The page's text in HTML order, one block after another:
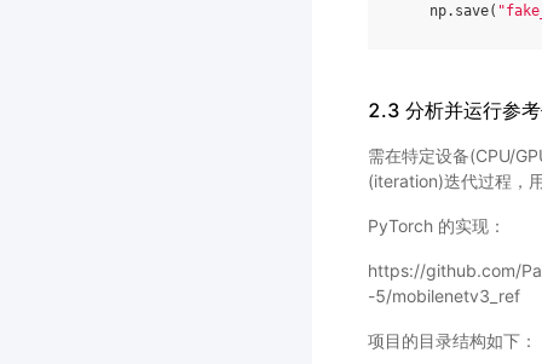
np. save(
2.3 分析并运行参
需在特定设备(CPU/
(iteration)迭代过程，
PyTorch 的实现：
https://github.com/
-5/mobilenetv3_ref
项目的目录结构如下：